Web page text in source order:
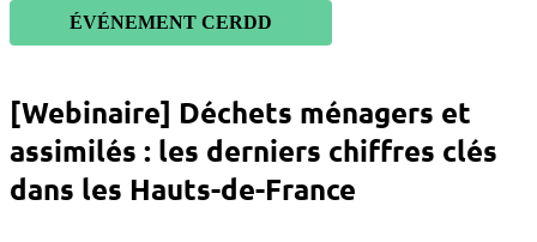
ÉVÉNEMENT CERDD
[Webinaire] Déchets ménagers et
assimilés : les derniers chiffres clés
dans les Hauts-de-France